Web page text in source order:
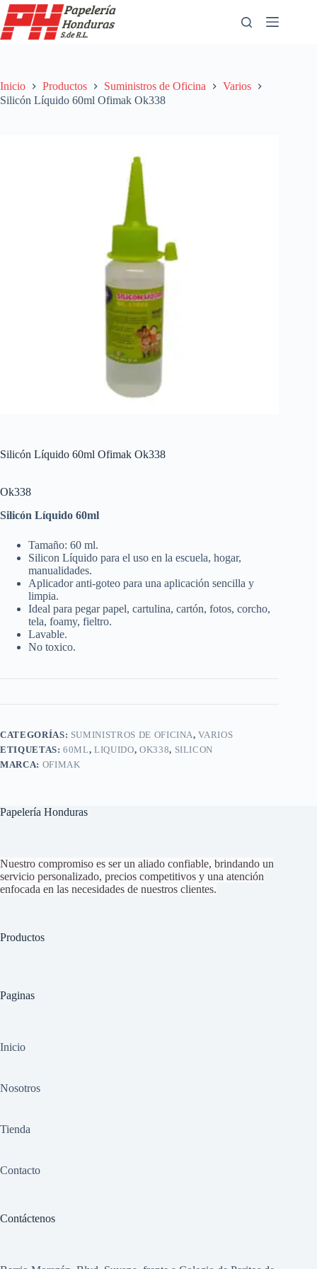
Saltar
al
contenido
Inicio Productos Suministros de Oficina
Varios
Silicón Líquido 60ml Ofimak Ok338
Silicón Líquido 60ml Ofimak Ok338
Ok338
Silicón Líquido 60ml
Tamaño: 60 ml.
Silicon Líquido para el uso en la escuela, hogar,
manualidades.
Aplicador anti-goteo para una aplicación sencilla y
limpia.
Ideal para pegar papel, cartulina, cartón, fotos, corcho,
tela, foamy, fieltro.
Lavable.
No toxico.
CATEGORÍAS: SUMINISTROS DE OFICINA,VARIOS
ETIQUETAS:60ML,LIQUIDO, OK338, SILICON
MARCA: OFIMAK
Papelería Honduras
Nuestro compromiso es ser un aliado confiable, brindando un
servicio personalizado, precios competitivos y una atención
enfocada en las necesidades de nuestros clientes.
Productos
Paginas
Inicio
Nosotros
Tienda
Contacto
Contáctenos